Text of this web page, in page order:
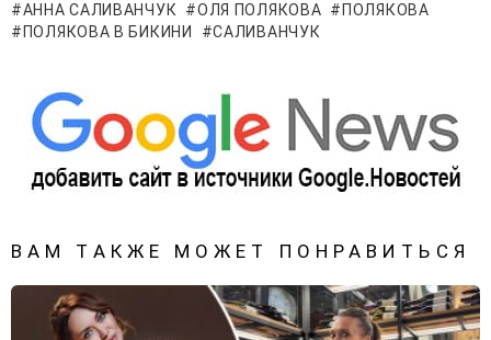
АННА САЛИВАНЧУК ОЛЯ ПОЛЯКОВА
ПОЛЯКОВА
ПОЛЯКОВА В БИКИНИ
САЛИВАНЧУК
ВАМ ТАКЖЕ МОЖЕТ ПОНРАВИТЬСЯ